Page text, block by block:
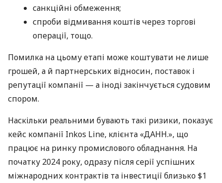
санкційні обмеження;
спроби відмивання коштів через торгові
операції, тощо.
Помилка на цьому етапі може коштувати не лише
грошей, а й партнерських відносин, поставок і
репутації компанії — а іноді закінчується судовим
спором.
Наскільки реальними бувають такі ризики, показує
кейс компанії Inkos Line, клієнта «ДАНН.», що
працює на ринку промислового обладнання. На
початку 2024 року, одразу після серії успішних
міжнародних контрактів та інвестиції близько $1